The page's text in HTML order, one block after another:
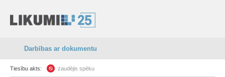
Darbības ar dokumentu
Tiesību akts: zaudējis spēku